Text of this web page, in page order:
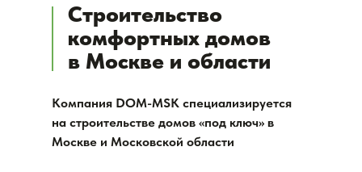
Компания DOM-MSK специализируется
на строительстве домов «под ключ» в
Москве и Московской области
Строительство
комфортных домов
в Москве и области